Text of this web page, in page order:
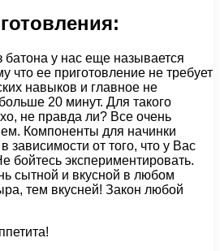
батона у нас еще называется
что ее приготовление не требует
навыков и главное не
20 минут. Для такого
не правда ли? Все очень
Компоненты для начинки
зависимости от того, что у Вас
бойтесь экспериментировать.
сытной и вкусной в любом
тем вкусней! Закон любой